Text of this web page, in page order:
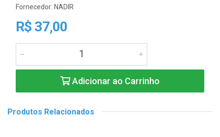
Fornecedor: NADIR
R$ 37,00
Adicionar ao Carrinho
Produtos Relacionados